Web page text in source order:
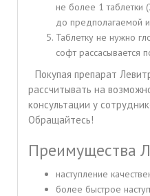
не более 1 таблетки
до предполагаемой
Таблетку не нужно
софт рассасывается
Покупая препарат
рассчитывать на
консультации у
Обращайтесь!
Преимущества
наступление
более быстрое